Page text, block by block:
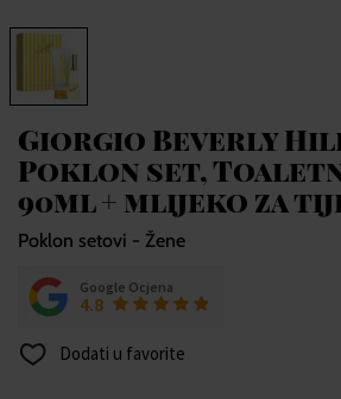
Giorgio Beverly
Poklon set,
90ml + mlijeko za
Poklon setovi - Žene
Google Ocjena
4.8
Dodati u favorite